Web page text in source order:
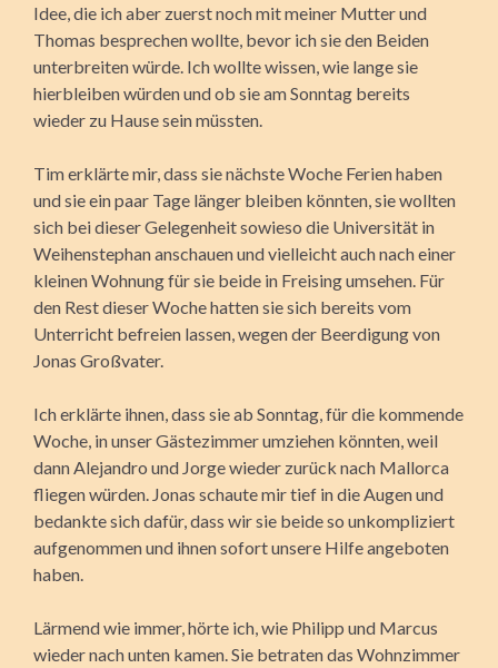
Idee, die ich aber zuerst noch mit meiner Mutter und
Thomas besprechen wollte, bevor ich sie den Beiden
unterbreiten würde. Ich wollte wissen, wie lange sie
hierbleiben würden und ob sie am Sonntag bereits
wieder zu Hause sein müssten.
Tim erklärte mir, dass sie nächste Woche Ferien haben
und sie ein paar Tage länger bleiben könnten, sie wollten
sich bei dieser Gelegenheit sowieso die Universität in
Weihenstephan anschauen und vielleicht auch nach einer
kleinen Wohnung für sie beide in Freising umsehen. Für
den Rest dieser Woche hatten sie sich bereits vom
Unterricht befreien lassen, wegen der Beerdigung von
Jonas Großvater.
Ich erklärte ihnen, dass sie ab Sonntag, für die kommende
Woche, in unser Gästezimmer umziehen könnten, weil
dann Alejandro und Jorge wieder zurück nach Mallorca
fliegen würden. Jonas schaute mir tief in die Augen und
bedankte sich dafür, dass wir sie beide so unkompliziert
aufge­nommen und ihnen sofort unsere Hilfe angeboten
haben.
Lärmend wie immer, hörte ich, wie Philipp und Marcus
wieder nach unten ka­men. Sie betraten das Wohnzimmer